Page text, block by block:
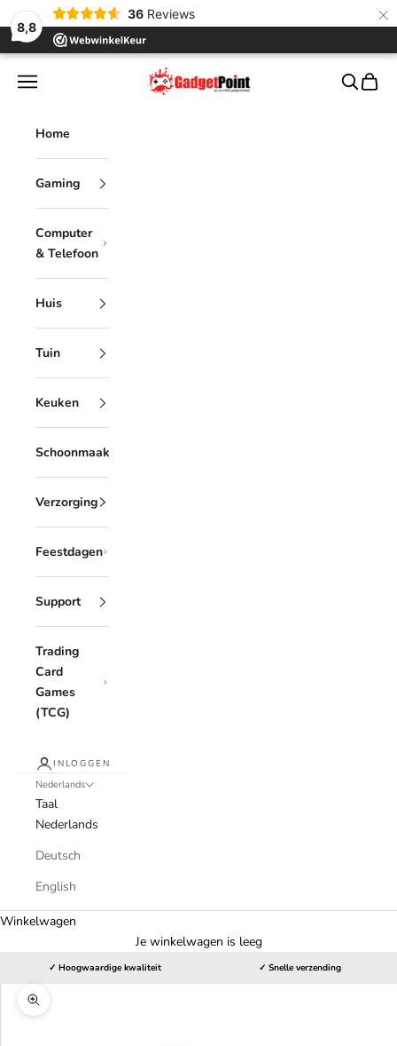
8,8
36 Reviews ×
Naar inhoud
Gadgetpoint
Menu Zoeken
Home
Gaming
Computer
& Telefoon
Huis
Tuin
Keuken
Schoonmaak
Verzorging
Feestdagen
Support
Trading
Card
Games
(TCG)
INLOGGEN
Nederlands
Taal
Nederlands
Deutsch
English
Winkelwagen
Je winkelwagen is leeg
✓ Hoogwaardige kwaliteit ✓ Snelle verzending
In-/uitzoomen